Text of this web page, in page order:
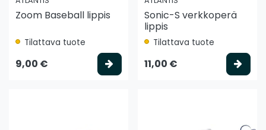
Zoom Baseball lippis
Tilattava tuote
9,00 € Valitse vaihtoehto
Sonic-S verkkoperä
lippis
Tilattava tuote
11,00 €